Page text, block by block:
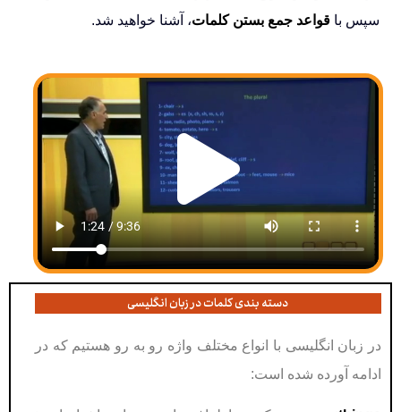
سپس باقواعد جمع بستن کلمات، آشنا خواهید شد.
دسته بندی کلمات در زبان انگلیسی
در زبان انگلیسی با انواع مختلف واژه رو به رو هستیم که در
ادامه آورده شده است: